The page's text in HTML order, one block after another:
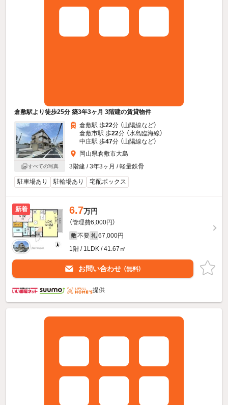
倉敷駅より徒歩25分 築3年3ヶ月 3階建の賃貸物件
すべての写真
倉敷駅 歩22分 （山陽線など）
倉敷市駅 歩22分 （水島臨海線）
中庄駅 歩47分 （山陽線など）
岡山県倉敷市大島
3階建 / 3年3ヶ月 / 軽量鉄骨
駐車場あり 駐輪場あり 宅配ボックス
新着 6.7万円
（管理費6,000円）
敷 不要 礼 67,000円
1階 / 1LDK / 41.67㎡
お問い合わせ （無料）
提供